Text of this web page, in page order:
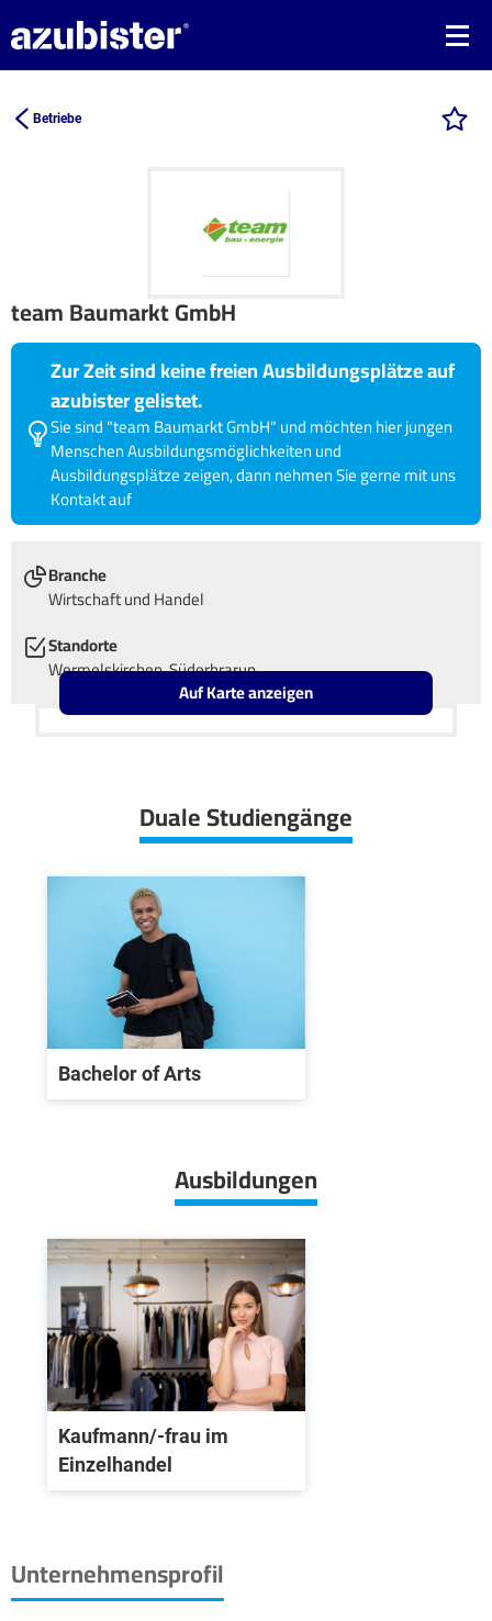
Betriebe
team Baumarkt GmbH
Zur Zeit sind keine freien Ausbildungsplätze auf
azubister gelistet.
Sie sind "team Baumarkt GmbH" und möchten hier jungen
Menschen Ausbildungsmöglichkeiten und
Ausbildungsplätze zeigen, dann nehmen Sie gerne mit uns
Kontakt auf
Branche
Wirtschaft und Handel
Standorte
Wermelskirchen, Süderbrarup
Leaflet OpenStreetMap2
Auf Karte anzeigen
Duale Studiengänge
Bachelor of Arts
Ausbildungen
Kaufmann/-frau im
Einzelhandel
Unternehmensprofil